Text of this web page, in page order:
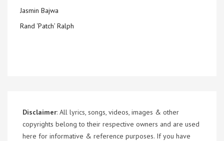
Jasmin Bajwa
Rand ‘Patch’ Ralph
Disclaimer: All lyrics, songs, videos, images & other
copyrights belong to their respective owners and are used
here for informative & reference purposes. If you have